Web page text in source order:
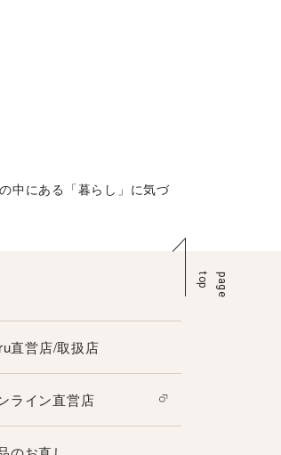
中にある「暮らし」に気づ
p
a
g
e
t
o
p
直営店/取扱店
ライン直営店